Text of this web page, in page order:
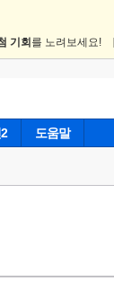
기회 를 노려보세요!
도움말